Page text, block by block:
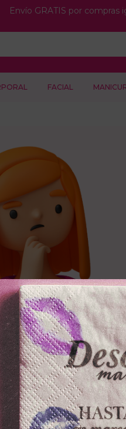
Envío GRATIS por compras
FACIAL